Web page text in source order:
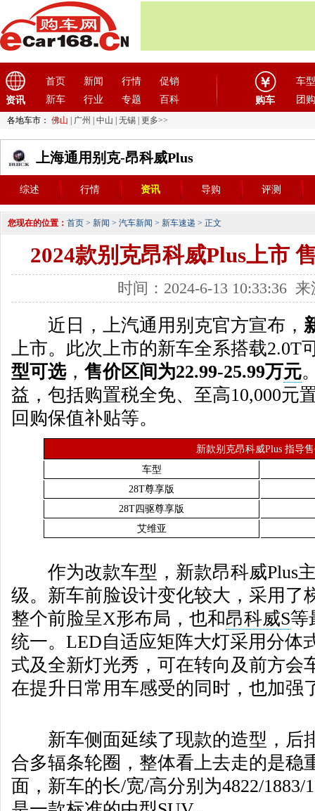
资讯
首页 新闻 行情
促销
新车
行业 专题 百科 购车
车型
团购
各地车市： 佛山 广州 中山 无锡 更多>>
上海通用别克-昂科威Plus
综述 行情 资讯 导购 评测
您现在的位置： 首页 > 新闻 > 汽车新闻 > 新车速递 > 正文
2024款别克昂科威Plus上市
时间：2024-6-13 10:33:36
近日，上汽通用别克官方宣布，
上市。此次上市的新车全系搭载2.0T
型可选， 售价区间为22.99-25.99万元
益，包括购置税全免、至高10,000元
回购保值补贴等。
新款别克昂科威Plus 指导
车型
28T尊享版
28T四驱尊享版
艾维亚
作为改款车型，新款昂科威Plus
级。新车前脸设计变化较大，采用了
整个前脸呈X形布局，也和昂科威S等
统一。LED自适应矩阵大灯采用分体
式及全新灯光秀，可在转向及前方会
在提升日常用车感受的同时，也加强
新车侧面延续了现款的造型，后
合多辐条轮圈，整体看上去走的是稳
面，新车的长/宽/高分别为4822/1883/